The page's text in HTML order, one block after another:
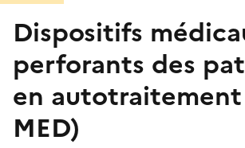
Menu
ORRR
Dispositifs
perforants des
en autotraitement
MED)